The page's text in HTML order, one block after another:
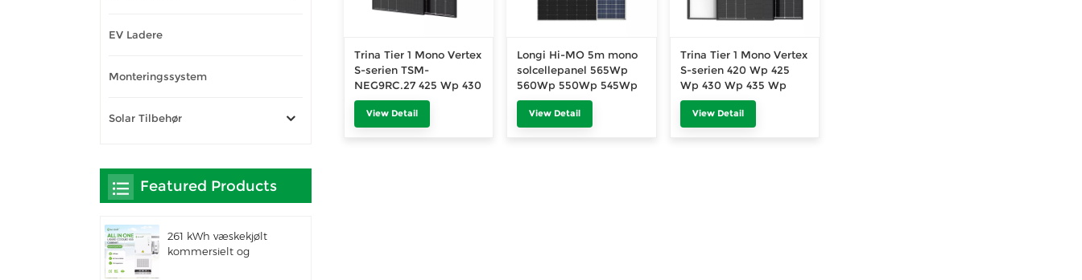
Trina Tier 1 Mono Vertex
S-serien TSM-
NEG9RC.27 425 Wp 430
Wp 435 Wp 440 Wp 445
Wp 450 Wp tosidig
solcellepanel
View Detail
Longi Hi-MO 5m mono
solcellepanel 565Wp
560Wp 550Wp 545Wp
helsvart 425Wp 410Wp
405Wp
View Detail
Trina Tier 1 Mono Vertex
S-serien 420 Wp 425
Wp 430 Wp 435 Wp
solcellepanel svart
ramme 405 Wp 410 Wp
415 Wp 420 Wp PV-
View Detail
EV Ladere
Monteringssystem
Solar Tilbehør
Featured Products
261 kWh væskekjølt
kommersielt og